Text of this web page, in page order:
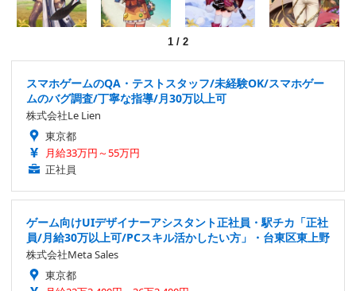
1 / 2
スマホゲームのQA・テストスタッフ/未経験OK/スマホゲー
ムのバグ調査/丁寧な指導/月30万以上可
株式会社Le Lien
東京都
月給33万円～55万円
正社員
ゲーム向けUIデザイナーアシスタント正社員・駅チカ「正社
員/月給30万以上可/PCスキル活かしたい方」・台東区東上野
株式会社Meta Sales
東京都